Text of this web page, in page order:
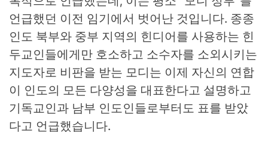
언급했던 이전 임기에서 벗어난 것입니다. 종종
인도 북부와 중부 지역의 힌디어를 사용하는 힌
두교인들에게만 호소하고 소수자를 소외시키는
지도자로 비판을 받는 모디는 이제 자신의 연합
이 인도의 모든 다양성을 대표한다고 설명하고
기독교인과 남부 인도인들로부터도 표를 받았
다고 언급했습니다.